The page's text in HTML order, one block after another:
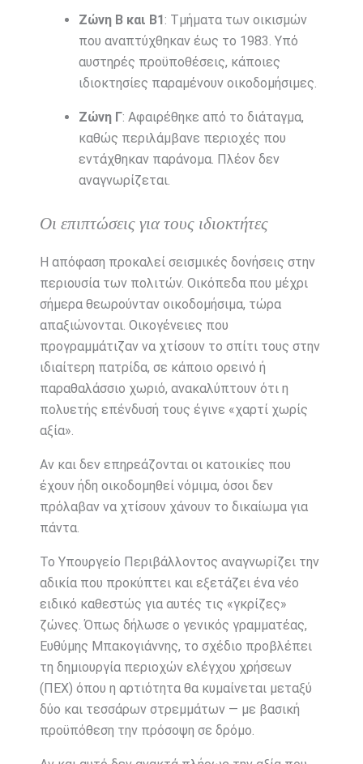
Ζώνη Β και Β1: Τμήματα των οικισμών
που αναπτύχθηκαν έως το 1983. Υπό
αυστηρές προϋποθέσεις, κάποιες
ιδιοκτησίες παραμένουν οικοδομήσιμες.
Ζώνη Γ: Αφαιρέθηκε από το διάταγμα,
καθώς περιλάμβανε περιοχές που
εντάχθηκαν παράνομα. Πλέον δεν
αναγνωρίζεται.
Οι επιπτώσεις για τους ιδιοκτήτες
Η απόφαση προκαλεί σεισμικές δονήσεις στην
περιουσία των πολιτών. Οικόπεδα που μέχρι
σήμερα θεωρούνταν οικοδομήσιμα, τώρα
απαξιώνονται. Οικογένειες που
προγραμμάτιζαν να χτίσουν το σπίτι τους στην
ιδιαίτερη πατρίδα, σε κάποιο ορεινό ή
παραθαλάσσιο χωριό, ανακαλύπτουν ότι η
πολυετής επένδυσή τους έγινε «χαρτί χωρίς
αξία».
Αν και δεν επηρεάζονται οι κατοικίες που
έχουν ήδη οικοδομηθεί νόμιμα, όσοι δεν
πρόλαβαν να χτίσουν χάνουν το δικαίωμα για
πάντα.
Το Υπουργείο Περιβάλλοντος αναγνωρίζει την
αδικία που προκύπτει και εξετάζει ένα νέο
ειδικό καθεστώς για αυτές τις «γκρίζες»
ζώνες. Όπως δήλωσε ο γενικός γραμματέας,
Ευθύμης Μπακογιάννης, το σχέδιο προβλέπει
τη δημιουργία περιοχών ελέγχου χρήσεων
(ΠΕΧ) όπου η αρτιότητα θα κυμαίνεται μεταξύ
δύο και τεσσάρων στρεμμάτων — με βασική
προϋπόθεση την πρόσοψη σε δρόμο.